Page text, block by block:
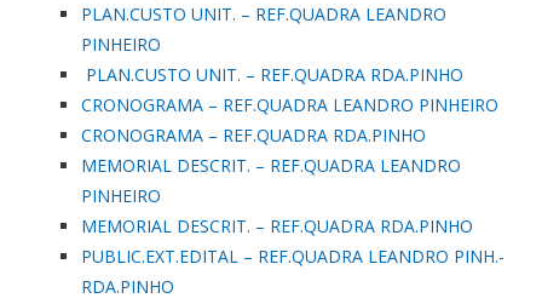
PLAN.CUSTO UNIT. – REF.QUADRA LEANDRO
PINHEIRO
PLAN.CUSTO UNIT. – REF.QUADRA RDA.PINHO
CRONOGRAMA – REF.QUADRA LEANDRO PINHEIRO
CRONOGRAMA – REF.QUADRA RDA.PINHO
MEMORIAL DESCRIT. – REF.QUADRA LEANDRO
PINHEIRO
MEMORIAL DESCRIT. – REF.QUADRA RDA.PINHO
PUBLIC.EXT.EDITAL – REF.QUADRA LEANDRO PINH.-
RDA.PINHO